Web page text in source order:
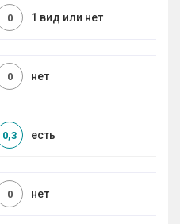
1 вид или нет
0
нет
0
есть
0,3
нет
0